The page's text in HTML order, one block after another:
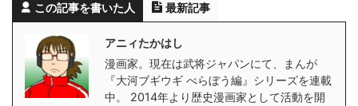
この記事を書いた人 最新記事
アニィたかはし
漫画家。現在は武将ジャパンにて、まんが
『大河ブギウギ べらぼう編』シリーズを連載
中。 2014年より歴史漫画家として活動を開